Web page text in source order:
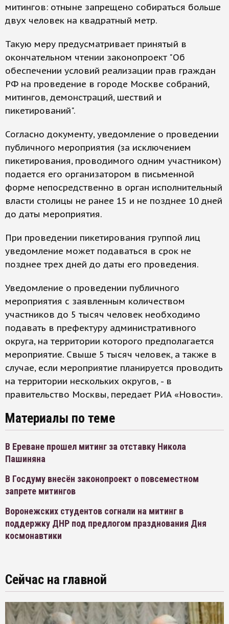
митингов: отныне запрещено собираться больше
двух человек на квадратный метр.
Такую меру предусматривает принятый в
окончательном чтении законопроект "Об
обеспечении условий реализации прав граждан
РФ на проведение в городе Москве собраний,
митингов, демонстраций, шествий и
пикетирований".
Согласно документу, уведомление о проведении
публичного мероприятия (за исключением
пикетирования, проводимого одним участником)
подается его организатором в письменной
форме непосредственно в орган исполнительный
власти столицы не ранее 15 и не позднее 10 дней
до даты мероприятия.
При проведении пикетирования группой лиц
уведомление может подаваться в срок не
позднее трех дней до даты его проведения.
Уведомление о проведении публичного
мероприятия с заявленным количеством
участников до 5 тысяч человек необходимо
подавать в префектуру административного
округа, на территории которого предполагается
мероприятие. Свыше 5 тысяч человек, а также в
случае, если мероприятие планируется проводить
на территории нескольких округов, - в
правительство Москвы, передает РИА «Новости».
Материалы по теме
В Ереване прошел митинг за отставку Никола
Пашиняна
В Госдуму внесён законопроект о повсеместном
запрете митингов
Воронежских студентов согнали на митинг в
поддержку ДНР под предлогом празднования Дня
космонавтики
Сейчас на главной